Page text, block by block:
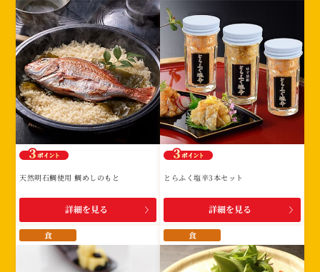
天然明石鯛使用 鯛めしのもと
詳細を見る
とらふく塩辛3本セット
詳細を見る
食 食